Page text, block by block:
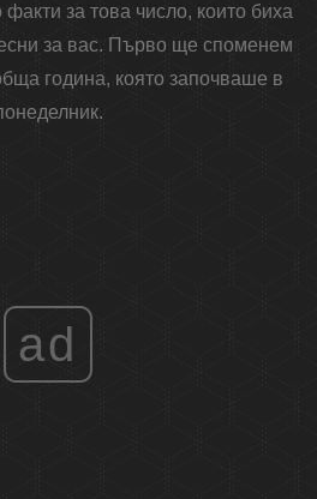
за това число, които биха
за вас. Първо ще споменем
година, която започваше в
ad